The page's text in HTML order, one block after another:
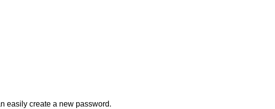
easily create a new password.